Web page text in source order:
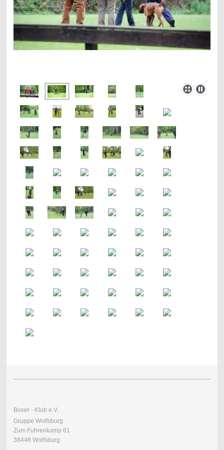
Boxer - Klub e.V.
Gruppe Wolfsburg
Zum Fuhrenkamp 61
38448 Wolfsburg